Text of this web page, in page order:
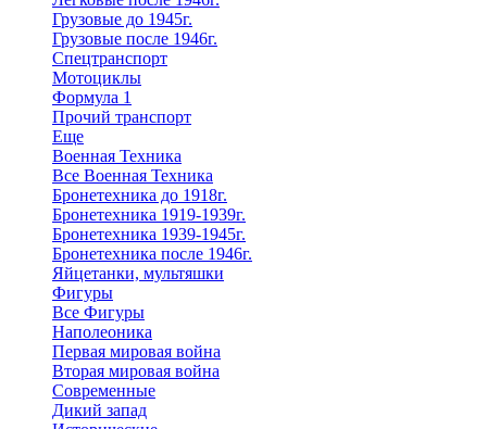
Грузовые до 1945г.
Грузовые после 1946г.
Спецтранспорт
Мотоциклы
Формула 1
Прочий транспорт
Еще
Военная Техника
Все Военная Техника
Бронетехника до 1918г.
Бронетехника 1919-1939г.
Бронетехника 1939-1945г.
Бронетехника после 1946г.
Яйцетанки, мультяшки
Фигуры
Все Фигуры
Наполеоника
Первая мировая война
Вторая мировая война
Современные
Дикий запад